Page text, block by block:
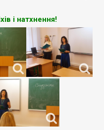
і натхнення!